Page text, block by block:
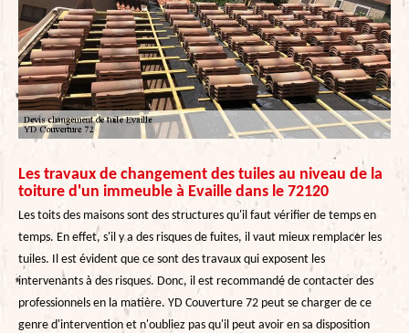
Les travaux de changement des tuiles au niveau de la
toiture d'un immeuble à Evaille dans le 72120
Les toits des maisons sont des structures qu'il faut vérifier de temps en
temps. En effet, s'il y a des risques de fuites, il vaut mieux remplacer les
tuiles. Il est évident que ce sont des travaux qui exposent les
intervenants à des risques. Donc, il est recommandé de contacter des
professionnels en la matière. YD Couverture 72 peut se charger de ce
genre d'intervention et n'oubliez pas qu'il peut avoir en sa disposition